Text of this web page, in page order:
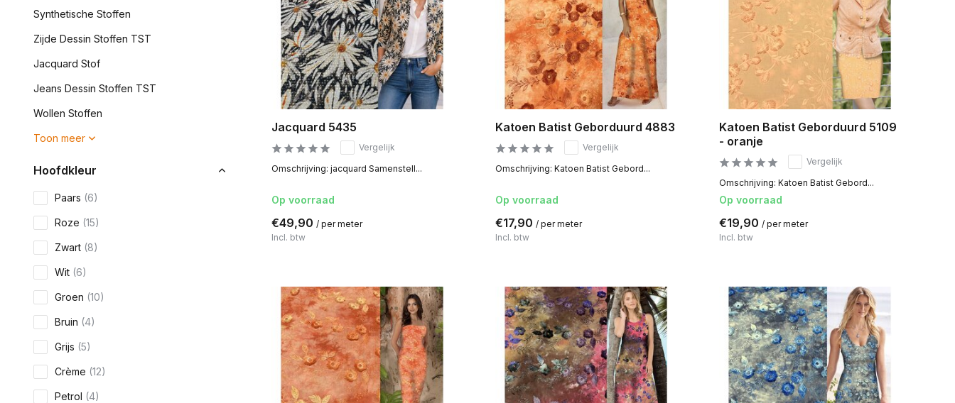
Synthetische Stoffen
Zijde Dessin Stoffen TST
Jacquard Stof
Jeans Dessin Stoffen TST
Wollen Stoffen
Toon meer
Hoofdkleur
Paars (6)
Roze (15)
Zwart (8)
Wit (6)
Groen (10)
Bruin (4)
Grijs (5)
Crème (12)
Petrol (4)
Jacquard 5435
Vergelijk
Omschrijving: jacquard Samenstell...
Op voorraad
€49,90 / per meter
Incl. btw
Katoen Batist Geborduurd 4883
Vergelijk
Omschrijving: Katoen Batist Gebord...
Op voorraad
€17,90 / per meter
Incl. btw
Katoen Batist Geborduurd 5109
- oranje
Vergelijk
Omschrijving: Katoen Batist Gebord...
Op voorraad
€19,90 / per meter
Incl. btw